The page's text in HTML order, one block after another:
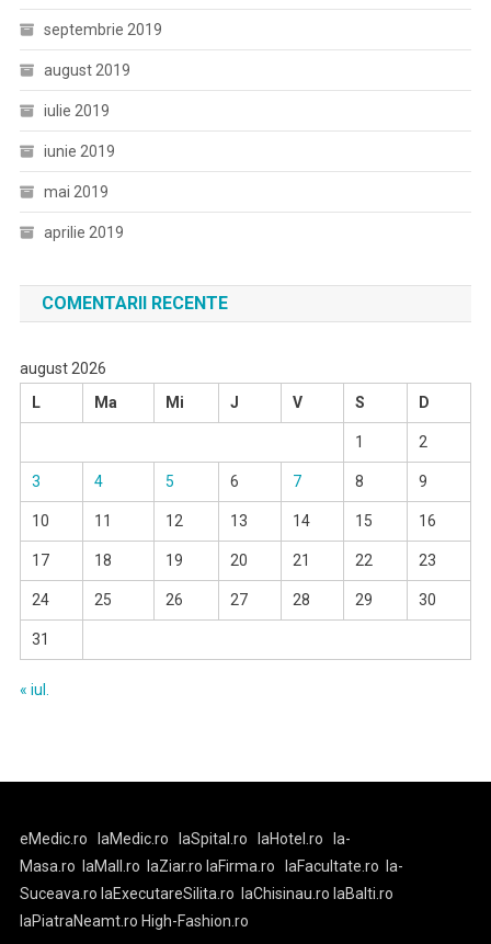
septembrie 2019
august 2019
iulie 2019
iunie 2019
mai 2019
aprilie 2019
COMENTARII RECENTE
august 2026
L
Ma Mi J V S D
1 2
3 4 5 6 7 8 9
10 11 12 13 14 15 16
17 18 19 20 21 22 23
24 25 26 27 28 29 30
31
« iul.
eMedic.ro laMedic.ro laSpital.ro laHotel.ro
la-
Masa.ro
laMall.ro laZiar.ro laFirma.ro laFacultate.ro
la-
Suceava.ro laExecutareSilita.ro laChisinau.ro laBalti.ro
laPiatraNeamt.ro High-Fashion.ro